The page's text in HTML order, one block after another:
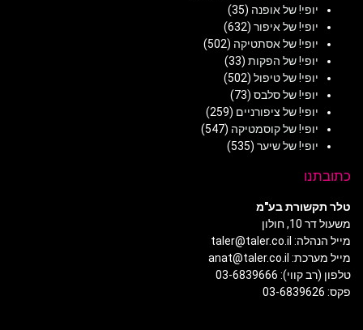
יופי! של אופנה (35)
יופי! של איפור (632)
יופי! של אסתטיקה (502)
יופי! של הפקות (33)
יופי! של טיפול (502)
יופי! של סלבס (73)
יופי! של ציפורניים (259)
יופי! של קוסמטיקה (547)
יופי! של שיער (535)
כתובתנו
טלר תקשורת בע"מ
משעול דר 10, חולון
מייל הנהלה: taler@taler.co.il
מייל מערכת: anat@taler.co.il
טלפון (רב קווי): 03-6839666
פקס: 03-6839626